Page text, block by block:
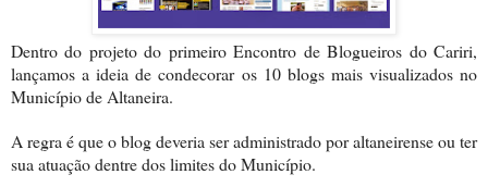
Dentro do projeto do primeiro Encontro de Blogueiros do Cariri,
lançamos a ideia de condecorar os 10 blogs mais visualizados no
Município de Altaneira.
A regra é que o blog deveria ser administrado por altaneirense ou ter
sua atuação dentre dos limites do Município.